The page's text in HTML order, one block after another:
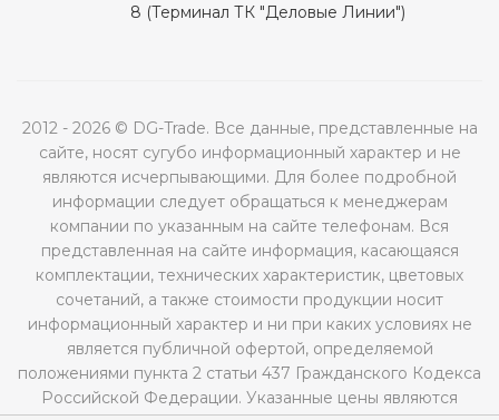
8 (Терминал ТК "Деловые Линии")
2012 - 2026 © DG-Trade. Все данные, представленные на
сайте, носят сугубо информационный характер и не
являются исчерпывающими. Для более подробной
информации следует обращаться к менеджерам
компании по указанным на сайте телефонам. Вся
представленная на сайте информация, касающаяся
комплектации, технических характеристик, цветовых
сочетаний, а также стоимости продукции носит
информационный характер и ни при каких условиях не
является публичной офертой, определяемой
положениями пункта 2 статьи 437 Гражданского Кодекса
Российской Федерации. Указанные цены являются